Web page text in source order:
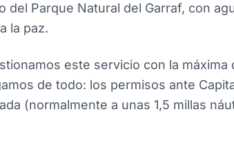
del Parque Natural del Garraf, con
la paz.
este servicio con la máxima
de todo: los permisos ante
(normalmente a unas 1,5 millas